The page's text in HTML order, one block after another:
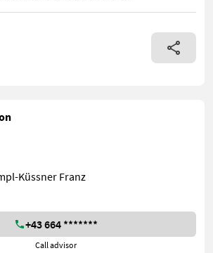
Fräsen und Pflügen zwischen Reihen -
Küssner Franz
+43 664 *******
Call advisor